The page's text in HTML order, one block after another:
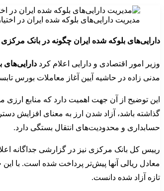
مدیریت دارایی‌های بلوکه شده ایران در
دارایی‌های بلوکه شده ایران چگونه در بانک
وزیر امور اقتصادی و دارایی اعلام کرد دارایی‌های
مدنی زاده در حاشیه آیین آغاز معاملات بورس تابستان ۱۴۰۵ گفت وزارت اقتصاد درباره زمان ورود نخستین بخش از این منابع اطلاع تازه‌ای ندارد و جزئیات اجرایی باید از بانک
این توضیح از آن جهت اهمیت دارد که منابع
گذاشته باشد، آزاد شدن ارز به معنای افزایش
حسابداری و محدودیت‌های انتقال بستگی دارد.
تازه آزاد شده دانست.